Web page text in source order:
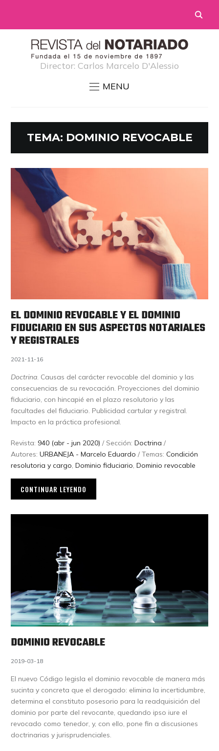
Director: Carlos Marcelo D'Alessio
MENU
TEMA: DOMINIO REVOCABLE
EL DOMINIO REVOCABLE Y EL DOMINIO
FIDUCIARIO EN SUS ASPECTOS NOTARIALES
Y REGISTRALES
2021-11-16
Doctrina. Causas del carácter revocable del dominio y las
consecuencias de su revocación. Proyecciones del dominio
fiduciario, con hincapié en el plazo resolutorio y las
facultades del fiduciario. Publicidad cartular y registral.
Impacto en la práctica profesional.
Revista: 940 (abr - jun 2020) / Sección:Doctrina /
Autores:URBANEJA - Marcelo Eduardo / Temas:Condición
resolutoria y cargo,Dominio fiduciario,Dominio revocable
CONTINUAR LEYENDO
DOMINIO REVOCABLE
2019-03-18
El nuevo Código legisla el dominio revocable de manera más
sucinta y concreta que el derogado: elimina la incertidumbre,
determina el constituto posesorio para la readquisición del
dominio por parte del revocante, quedando ipso iure el
revocado como tenedor, y, con ello, pone fin a discusiones
doctrinarias y jurisprudenciales.